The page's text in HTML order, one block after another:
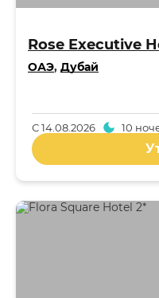
Rose Executive
ОАЭ, Дубай
С14.08.2026 10